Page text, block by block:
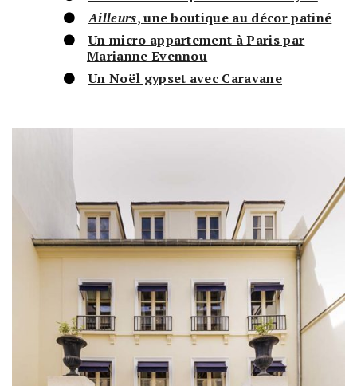
Ailleurs, une boutique au décor patiné
Un micro appartement à Paris par
Marianne Evennou
Un Noël gypset avec Caravane